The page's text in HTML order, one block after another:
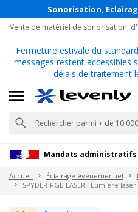
Sonorisation,
Vente de matériel de sonorisation,
Fermeture estivale du
messages restent accessibles
délais de traitement
Mandats administratifs
Accueil Éclairage évènementiel
SPYDER-RGB LASER , Lumière